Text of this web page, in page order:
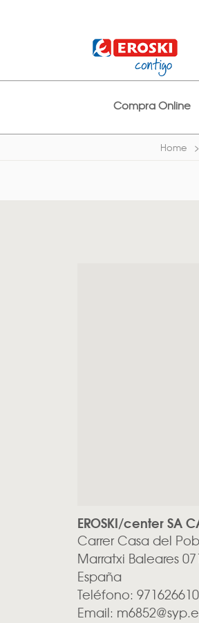
Compra Online
Home
EROSKI/center SA
Carrer Casa del
Marratxi Baleares
España
Teléfono: 971626610
Email: